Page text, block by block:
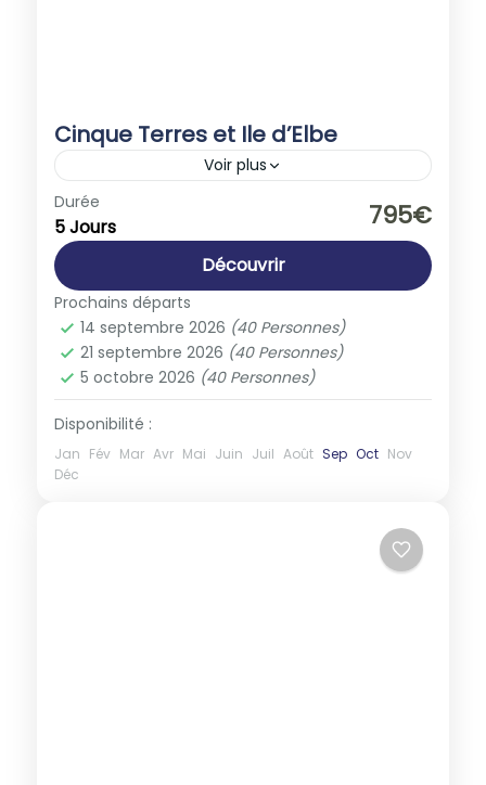
Cinque Terres et Ile d’Elbe
Voir plus
Europe
1-40 People
Durée
5 Jours 795€
Découvrir
Prochains départs
14 septembre 2026 (40 Personnes)
21 septembre 2026 (40 Personnes)
5 octobre 2026 (40 Personnes)
Disponibilité :
Jan Fév Mar Avr Mai Juin Juil Août Sep Oct Nov
Déc